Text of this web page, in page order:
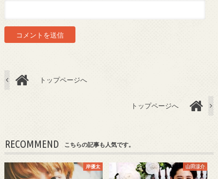
トップページへ
トップページへ
RECOMMEND こちらの記事も人気です。
岸優太 山田涼介